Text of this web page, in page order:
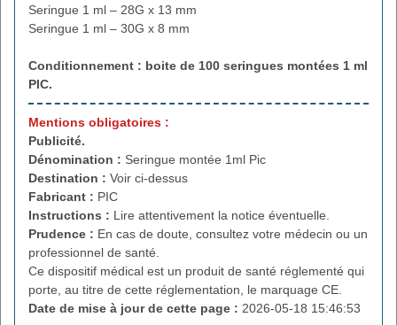
Seringue 1 ml – 28G x 13 mm
Seringue 1 ml – 30G x 8 mm
Conditionnement : boite de 100 seringues montées 1 ml
PIC.
Mentions obligatoires :
Publicité.
Dénomination : Seringue montée 1ml Pic
Destination : Voir ci-dessus
Fabricant : PIC
Instructions : Lire attentivement la notice éventuelle.
Prudence : En cas de doute, consultez votre médecin ou un
professionnel de santé.
Ce dispositif médical est un produit de santé réglementé qui
porte, au titre de cette réglementation, le marquage CE.
Date de mise à jour de cette page : 2026-05-18 15:46:53